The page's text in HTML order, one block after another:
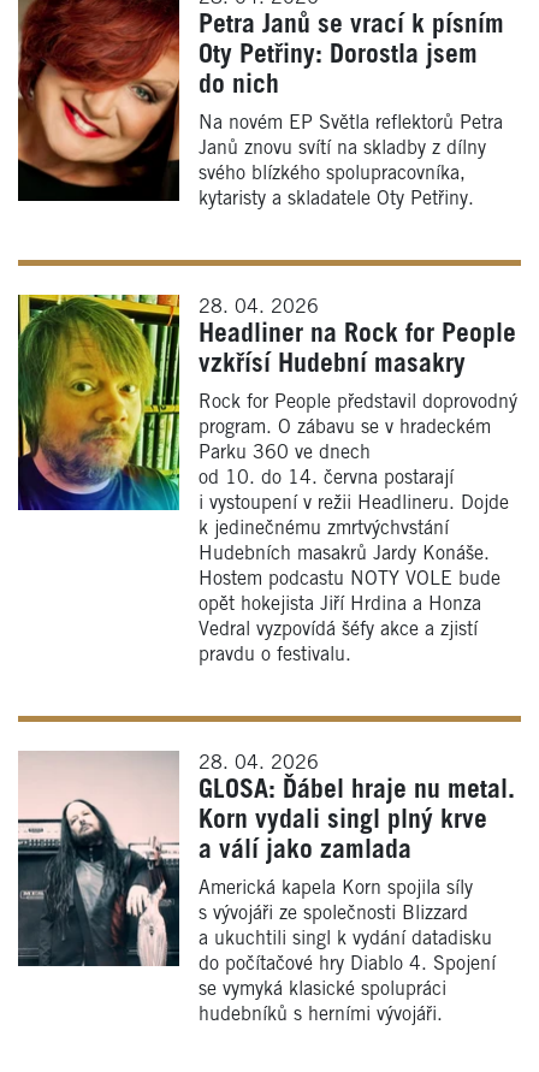
Petra Janů se vrací k písním
Oty Petřiny: Dorostla jsem
do nich
Na novém EP Světla reflektorů Petra
Janů znovu svítí na skladby z dílny
svého blízkého spolupracovníka,
kytaristy a skladatele Oty Petřiny.
28. 04. 2026
Headliner na Rock for People
vzkřísí Hudební masakry
Rock for People představil doprovodný
program. O zábavu se v hradeckém
Parku 360 ve dnech
od 10. do 14. června postarají
i vystoupení v režii Headlineru. Dojde
k jedinečnému zmrtvýchvstání
Hudebních masakrů Jardy Konáše.
Hostem podcastu NOTY VOLE bude
opět hokejista Jiří Hrdina a Honza
Vedral vyzpovídá šéfy akce a zjistí
pravdu o festivalu.
28. 04. 2026
GLOSA: Ďábel hraje nu metal.
Korn vydali singl plný krve
a válí jako zamlada
Americká kapela Korn spojila síly
s vývojáři ze společnosti Blizzard
a ukuchtili singl k vydání datadisku
do počítačové hry Diablo 4. Spojení
se vymyká klasické spolupráci
hudebníků s herními vývojáři.